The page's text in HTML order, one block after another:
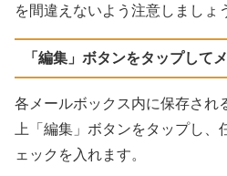
を間違えないよう注意しましょ
「編集」ボタンをタップして
各メールボックス内に保存され
上「編集」ボタンをタップし
ェックを入れます。